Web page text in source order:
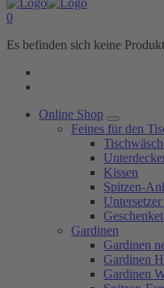
0
Es befinden sich keine
Online Shop
Feines für den
Kissen
Spitzen-
Gardinen
Gardinen
Gardinen
Gardinen